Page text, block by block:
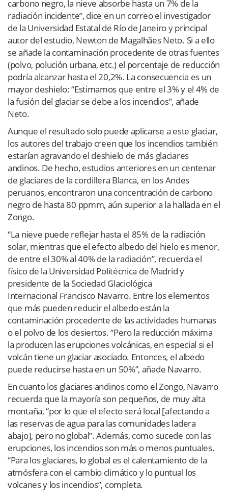
carbono negro, la nieve absorbe hasta un 7% de la
radiación incidente”, dice en un correo el investigador
de la Universidad Estatal de Río de Janeiro y principal
autor del estudio, Newton de Magalhães Neto. Si a ello
se añade la contaminación procedente de otras fuentes
(polvo, polución urbana, etc.) el porcentaje de reducción
podría alcanzar hasta el 20,2%. La consecuencia es un
mayor deshielo: “Estimamos que entre el 3% y el 4% de
la fusión del glaciar se debe a los incendios”, añade
Neto.
Aunque el resultado solo puede aplicarse a este glaciar,
los autores del trabajo creen que los incendios también
estarían agravando el deshielo de más glaciares
andinos. De hecho, estudios anteriores en un centenar
de glaciares de la cordillera Blanca, en los Andes
peruanos, encontraron una concentración de carbono
negro de hasta 80 ppmm, aún superior a la hallada en el
Zongo.
“La nieve puede reflejar hasta el 85% de la radiación
solar, mientras que el efecto albedo del hielo es menor,
de entre el 30% al 40% de la radiación”, recuerda el
físico de la Universidad Politécnica de Madrid y
presidente de la Sociedad Glaciológica
Internacional Francisco Navarro. Entre los elementos
que más pueden reducir el albedo están la
contaminación procedente de las actividades humanas
o el polvo de los desiertos. “Pero la reducción máxima
la producen las erupciones volcánicas, en especial si el
volcán tiene un glaciar asociado. Entonces, el albedo
puede reducirse hasta en un 50%”, añade Navarro.
En cuanto los glaciares andinos como el Zongo, Navarro
recuerda que la mayoría son pequeños, de muy alta
montaña, “por lo que el efecto será local [afectando a
las reservas de agua para las comunidades ladera
abajo], pero no global”. Además, como sucede con las
erupciones, los incendios son más o menos puntuales.
“Para los glaciares, lo global es el calentamiento de la
atmósfera con el cambio climático y lo puntual los
volcanes y los incendios”, completa.